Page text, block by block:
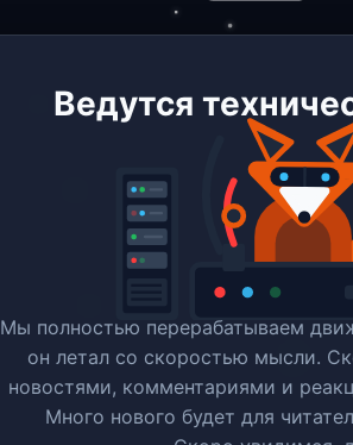
Ведутся
Мы полностью перерабатываем
он летал со скоростью мысли.
новостями, комментариями и
Много нового будет для